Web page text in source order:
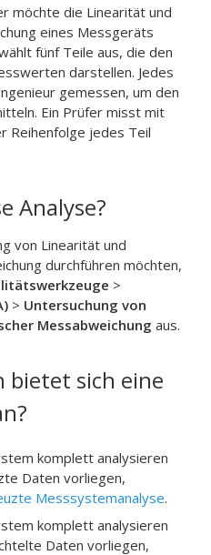
möchte die Linearität und
eines Messgeräts
fünf Teile aus, die den
darstellen. Jedes
gemessen, um den
Ein Prüfer misst mit
Reihenfolge jedes Teil
Analyse?
von Linearität und
durchführen möchten,
>
> Untersuchung von
Messabweichung aus.
bietet sich eine
komplett analysieren
Daten vorliegen,
Messsystemanalyse.
komplett analysieren
Daten vorliegen,